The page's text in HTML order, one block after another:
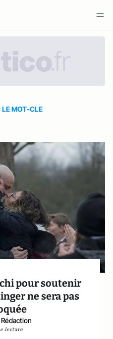
LE MOT-CLE
pour soutenir
ne sera pas
lecture